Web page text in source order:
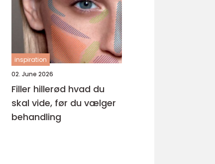
arbejdsmiljø
inspiration
02. June 2026
Filler hillerød hvad du
skal vide, før du vælger
behandling